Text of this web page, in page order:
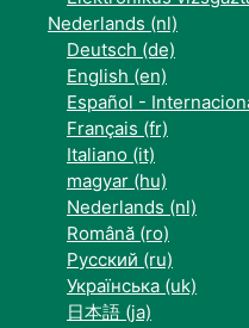
Nederlands ‎(nl)‎
Deutsch ‎(de)‎
English ‎(en)‎
Español -
Français ‎(fr)‎
Italiano ‎(it)‎
magyar ‎(hu)‎
Nederlands ‎(nl)‎
Română ‎(ro)‎
Русский ‎(ru)‎
Українська ‎(uk)‎
日本語 ‎(ja)‎